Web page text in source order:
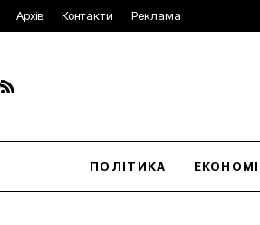
Архів Контакти Реклама
ПОЛІТИКА